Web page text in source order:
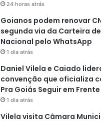
24 horas atrás
Goianos podem renovar
segunda via da Carteira
Nacional pelo WhatsApp
1 dia atrás
Daniel Vilela e Caiado
convenção que oficializa
Pra Goiás Seguir em Frente
1 dia atrás
Vilela visita Câmara